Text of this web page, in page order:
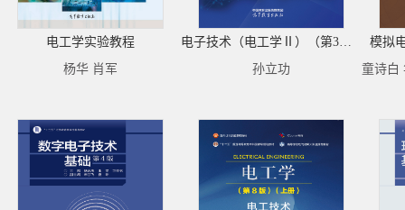
电工学实验教程
杨华 肖军
电子技术（电工学Ⅱ）（第3版）
孙立功
模拟
童诗白